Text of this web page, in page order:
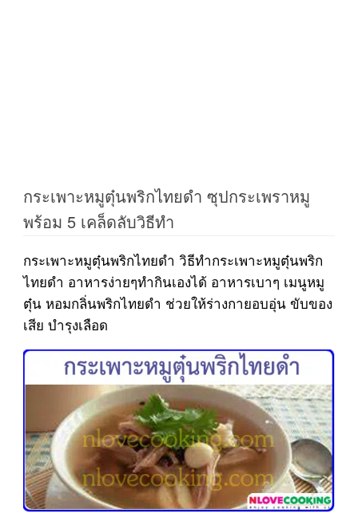
กระเพาะหมูตุ๋นพริกไทยดำ ซุปกระเพราหมู
พร้อม 5 เคล็ดลับวิธีทำ
กระเพาะหมูตุ๋นพริกไทยดำ วิธีทำกระเพาะหมูตุ๋นพริก
ไทยดำ อาหารง่ายๆทำกินเองได้ อาหารเบาๆ เมนูหมู
ตุ๋น หอมกลิ่นพริกไทยดำ ช่วยให้ร่างกายอบอุ่น ขับของ
เสีย บำรุงเลือด